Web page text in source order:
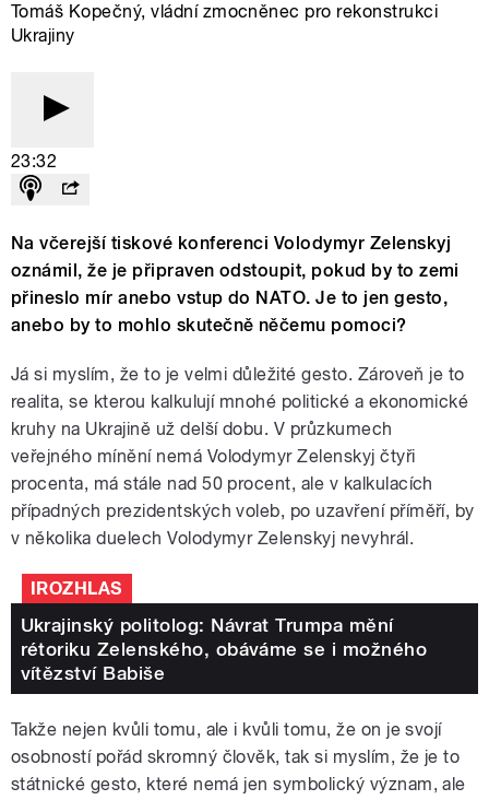
Tomáš Kopečný, vládní zmocněnec pro rekonstrukci
Ukrajiny
23:32
Na včerejší tiskové konferenci Volodymyr Zelenskyj
oznámil, že je připraven odstoupit, pokud by to zemi
přineslo mír anebo vstup do NATO. Je to jen gesto,
anebo by to mohlo skutečně něčemu pomoci?
Já si myslím, že to je velmi důležité gesto. Zároveň je to
realita, se kterou kalkulují mnohé politické a ekonomické
kruhy na Ukrajině už delší dobu. V průzkumech
veřejného mínění nemá Volodymyr Zelenskyj čtyři
procenta, má stále nad 50 procent, ale v kalkulacích
případných prezidentských voleb, po uzavření příměří, by
v několika duelech Volodymyr Zelenskyj nevyhrál.
IROZHLAS
Ukrajinský politolog: Návrat Trumpa mění
rétoriku Zelenského, obáváme se i možného
vítězství Babiše
Takže nejen kvůli tomu, ale i kvůli tomu, že on je svojí
osobností pořád skromný člověk, tak si myslím, že je to
státnické gesto, které nemá jen symbolický význam, ale